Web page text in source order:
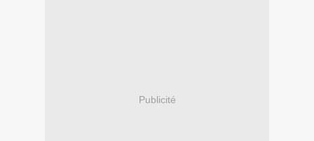
Publicité